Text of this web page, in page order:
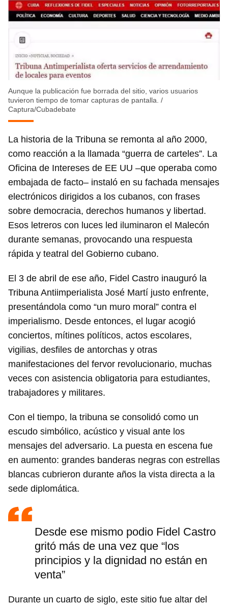
Aunque la publicación fue borrada del sitio, varios usuarios
tuvieron tiempo de tomar capturas de pantalla. /
Captura/Cubadebate
La historia de la Tribuna se remonta al año 2000,
como reacción a la llamada “guerra de carteles”. La
Oficina de Intereses de EE UU –que operaba como
embajada de facto– instaló en su fachada mensajes
electrónicos dirigidos a los cubanos, con frases
sobre democracia, derechos humanos y libertad.
Esos letreros con luces led iluminaron el Malecón
durante semanas, provocando una respuesta
rápida y teatral del Gobierno cubano.
El 3 de abril de ese año, Fidel Castro inauguró la
Tribuna Antiimperialista José Martí justo enfrente,
presentándola como “un muro moral” contra el
imperialismo. Desde entonces, el lugar acogió
conciertos, mítines políticos, actos escolares,
vigilias, desfiles de antorchas y otras
manifestaciones del fervor revolucionario, muchas
veces con asistencia obligatoria para estudiantes,
trabajadores y militares.
Con el tiempo, la tribuna se consolidó como un
escudo simbólico, acústico y visual ante los
mensajes del adversario. La puesta en escena fue
en aumento: grandes banderas negras con estrellas
blancas cubrieron durante años la vista directa a la
sede diplomática.
Desde ese mismo podio Fidel Castro
gritó más de una vez que “los
principios y la dignidad no están en
venta”
Durante un cuarto de siglo, este sitio fue altar del